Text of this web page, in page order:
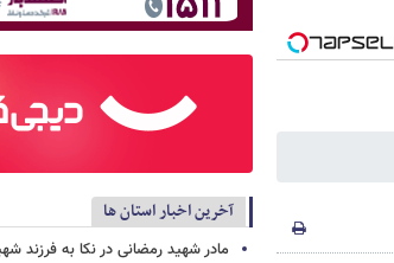
آخرین اخبار استان ها
مادر شهید رمضانی در نکا به